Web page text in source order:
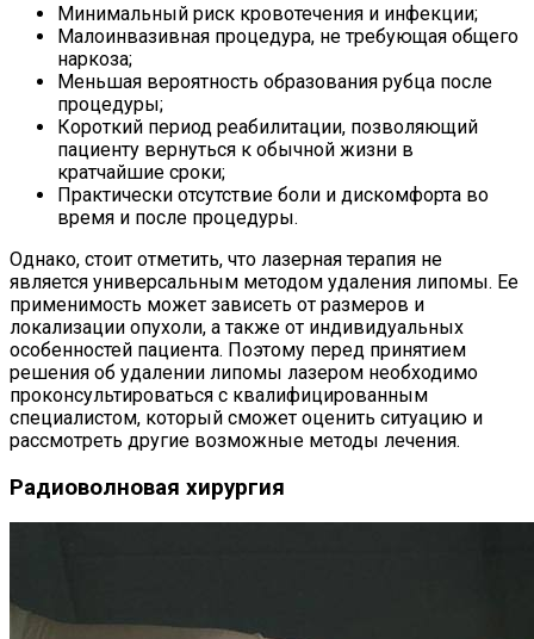
Минимальный риск кровотечения и инфекции;
Малоинвазивная процедура, не требующая общего
наркоза;
Меньшая вероятность образования рубца после
процедуры;
Короткий период реабилитации, позволяющий
пациенту вернуться к обычной жизни в
кратчайшие сроки;
Практически отсутствие боли и дискомфорта во
время и после процедуры.
Однако, стоит отметить, что лазерная терапия не
является универсальным методом удаления липомы. Ее
применимость может зависеть от размеров и
локализации опухоли, а также от индивидуальных
особенностей пациента. Поэтому перед принятием
решения об удалении липомы лазером необходимо
проконсультироваться с квалифицированным
специалистом, который сможет оценить ситуацию и
рассмотреть другие возможные методы лечения.
Радиоволновая хирургия